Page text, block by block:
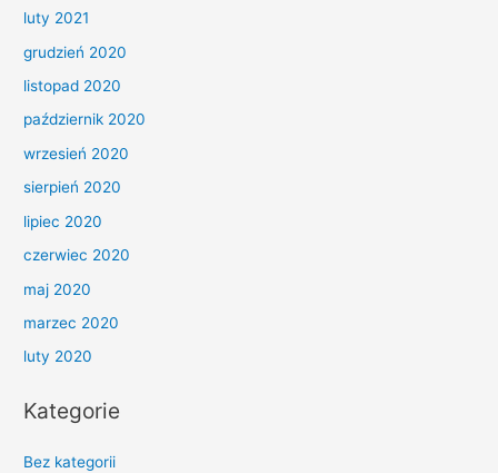
luty 2021
grudzień 2020
listopad 2020
październik 2020
wrzesień 2020
sierpień 2020
lipiec 2020
czerwiec 2020
maj 2020
marzec 2020
luty 2020
Kategorie
Bez kategorii